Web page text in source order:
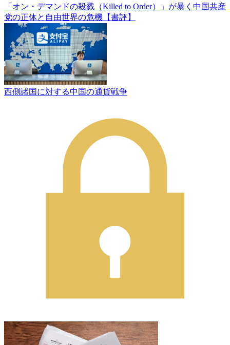
「オン・デマンドの殺戮（Killed to Order）」が暴く中国共産
党の正体と自由世界の危機【書評】
西側諸国に対する中国の通貨戦争